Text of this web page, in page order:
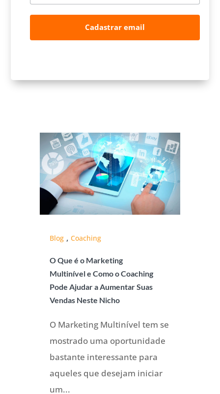
Cadastrar email
Blog , Coaching
O Que é o Marketing
Multinível e Como o Coaching
Pode Ajudar a Aumentar Suas
Vendas Neste Nicho
O Marketing Multinível tem se
mostrado uma oportunidade
bastante interessante para
aqueles que desejam iniciar
um...